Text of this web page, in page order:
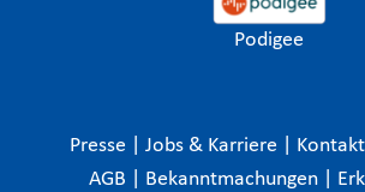
Podigee
Presse Jobs & Karriere
AGB
Bekanntmachungen